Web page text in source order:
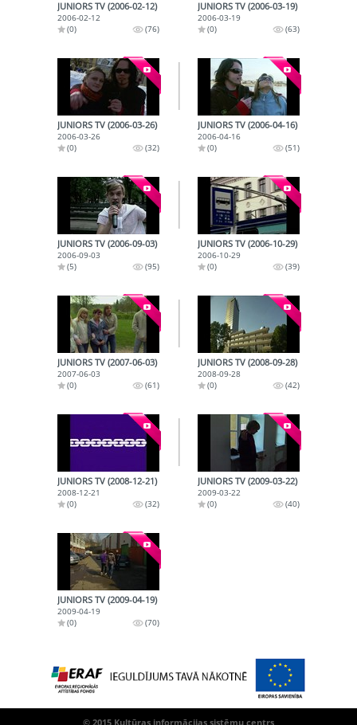
JUNIORS TV (2006-02-12)
2006-02-12
(0)
(76)
JUNIORS TV (2006-03-19)
2006-03-19
(0)
(63)
JUNIORS TV (2006-03-26)
2006-03-26
(0)
(32)
JUNIORS TV (2006-04-16)
2006-04-16
(0)
(51)
JUNIORS TV (2006-09-03)
2006-09-03
(5)
(95)
JUNIORS TV (2006-10-29)
2006-10-29
(0)
(39)
JUNIORS TV (2007-06-03)
2007-06-03
(0)
(61)
JUNIORS TV (2008-09-28)
2008-09-28
(0)
(42)
JUNIORS TV (2008-12-21)
2008-12-21
(0)
(32)
JUNIORS TV (2009-03-22)
2009-03-22
(0)
(40)
JUNIORS TV (2009-04-19)
2009-04-19
(0)
(70)
© 2015 Kultūras informācijas sistēmu centrs